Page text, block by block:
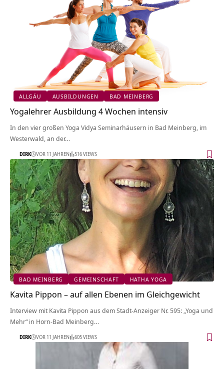
ALLGÄU AUSBILDUNGEN BAD MEINBERG
Yogalehrer Ausbildung 4 Wochen intensiv
In den vier großen Yoga Vidya Seminarhäusern in Bad Meinberg, im
Westerwald, an der…
DIRK VOR 11 JAHREN 516 VIEWS
BAD MEINBERG GEMEINSCHAFT HATHA YOGA
Kavita Pippon – auf allen Ebenen im Gleichgewicht
Interview mit Kavita Pippon aus dem Stadt-Anzeiger Nr. 595: „Yoga und
Mehr“ in Horn-Bad Meinberg…
DIRK VOR 11 JAHREN 605 VIEWS